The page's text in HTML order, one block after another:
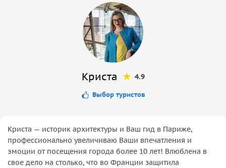
Криста 4.9
Выбор туристов
Криста — историк архитектуры и Ваш гид в Париже,
профессионально увеличиваю Ваши впечатления и
эмоции от посещения города более 10 лет! Влюблена в
свое дело на столько, что во Франции защитила